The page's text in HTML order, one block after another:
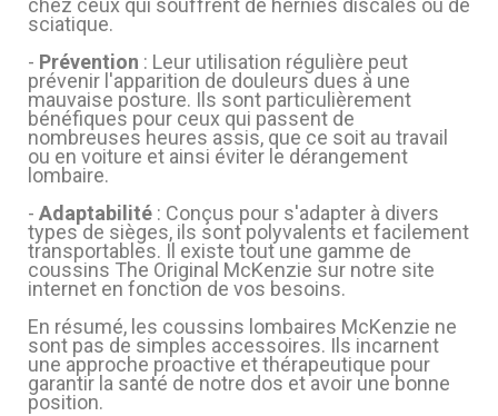
chez ceux qui souffrent de hernies discales ou de
sciatique.
- Prévention : Leur utilisation régulière peut
prévenir l'apparition de douleurs dues à une
mauvaise posture. Ils sont particulièrement
bénéfiques pour ceux qui passent de
nombreuses heures assis, que ce soit au travail
ou en voiture et ainsi éviter le dérangement
lombaire.
- Adaptabilité : Conçus pour s'adapter à divers
types de sièges, ils sont polyvalents et facilement
transportables. Il existe tout une gamme de
coussins The Original McKenzie sur notre site
internet en fonction de vos besoins.
En résumé, les coussins lombaires McKenzie ne
sont pas de simples accessoires. Ils incarnent
une approche proactive et thérapeutique pour
garantir la santé de notre dos et avoir une bonne
position.